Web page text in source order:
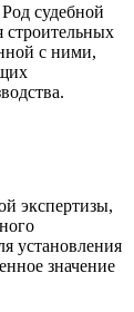
Род судебной
строительных
с ними,
экспертизы,
установления
значение